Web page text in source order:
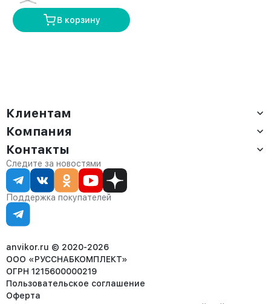
В корзину
Клиентам
Доставка
Оплата
Сервис
Статус заказа
Статьи
Компания
О компании
Контакты
Партнёрам
Контакты
Отдел продаж:
8 (800) 234-22-62
corp@anvikor.ru
Ежедневно, с 7:00-19:00 (МСК)
Отдел рекламации:
8 (953) 455-25-61
Следите за новостями
Поддержка покупателей
anvikor.ru © 2020-2026
ООО «РУССНАБКОМПЛЕКТ»
ОГРН 1215600000219
Пользовательское соглашение
Оферта